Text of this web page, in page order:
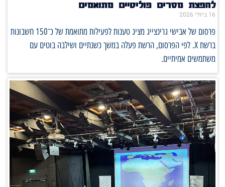
להפצת מסרים פוליטיים מתואמים
16 ביולי 2026
פרסום של אבישי גרינצייג מציג טענות לפעילות מתואמת של כ־150 חשבונות
ברשת X. לפי הפרסום, הרשת פעלה במשך כשנתיים ושילבה בוטים עם
משתמשים אמיתיים.